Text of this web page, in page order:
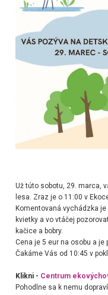
Už túto sobotu, 29. marca,
lesa. Zraz je o 11:00 v
Komentovaná vychádzka
kvietky a vo vtáčej
kačice a bobry.
Cena je 5 eur na osobu a je
Čakáme Vás od 10:45 v
Klikni - Centrum
Pohodlne sa k nemu